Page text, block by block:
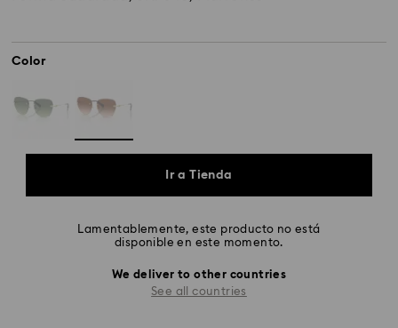
Color
Ir a Tienda
Lamentablemente, este producto no está
disponible en este momento.
We deliver to other countries
See all countries